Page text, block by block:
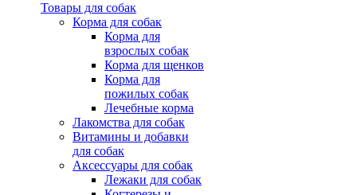
Товары для собак
Корма для собак
Корма для
взрослых собак
Корма для щенков
Корма для
пожилых собак
Лечебные корма
Лакомства для собак
Витамины и добавки
для собак
Аксессуары для собак
Лежаки для собак